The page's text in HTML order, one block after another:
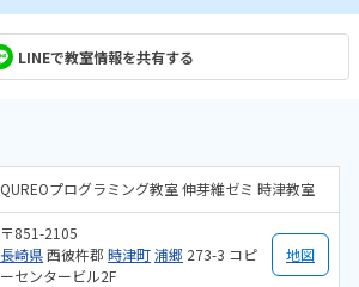
LINEで教室情報を共有する
QUREOプログラミング教室 伸芽維ゼミ 時津教室
〒851-2105
長崎県西彼杵郡 時津町浦郷 273-3 コピ
ーセンタービル2F
地図